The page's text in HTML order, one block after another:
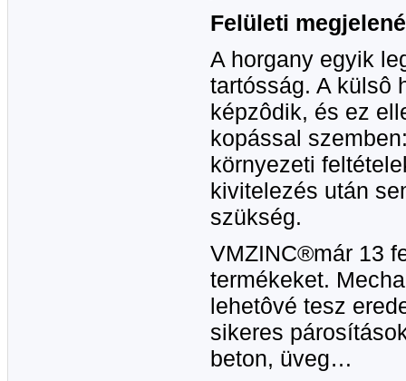
Felületi
A horgany egyik
tartósság. A külsô
képzôdik, és ez
kopással
környezeti
kivitelezés után
szükség.
VMZINC®már 13
termékeket.
lehetôvé tesz
sikeres
beton, üveg…